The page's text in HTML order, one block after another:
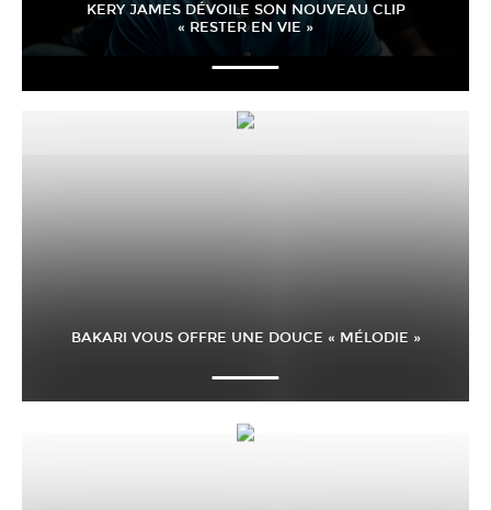
KERY JAMES DÉVOILE SON NOUVEAU CLIP
« RESTER EN VIE »
BAKARI VOUS OFFRE UNE DOUCE « MÉLODIE »